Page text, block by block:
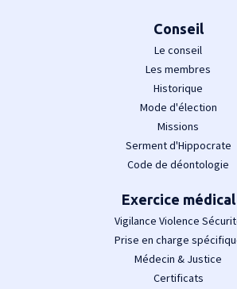
Conseil
Le conseil
Les membres
Historique
Mode d'élection
Missions
Serment d'Hippocrate
Code de déontologie
Exercice médical
Vigilance Violence
Prise en charge
Médecin & Justice
Certificats